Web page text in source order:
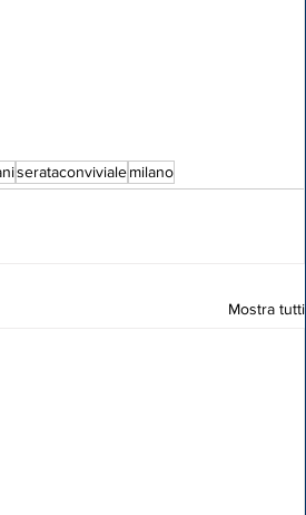
serataconvivialemilano
Mostra tutti